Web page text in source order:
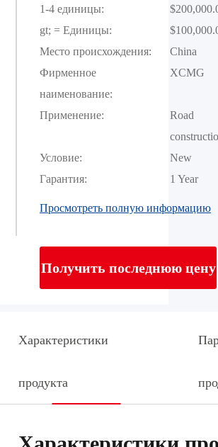
1-4 единицы:
gt; = Единицы:
Место происхождения:
China
Фирменное
наименование:
XCMG
Применение:
Road
Условие:
New
Гарантия:
1 Year
Просмотреть полную информацию
Получить последнюю цену
Характеристики
продукта